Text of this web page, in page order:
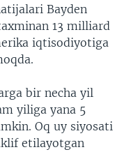
Bayden
13 milliard
iqtisodiyotiga
bir necha yil
yiliga yana 5
Oq uy siyosati
etilayotgan